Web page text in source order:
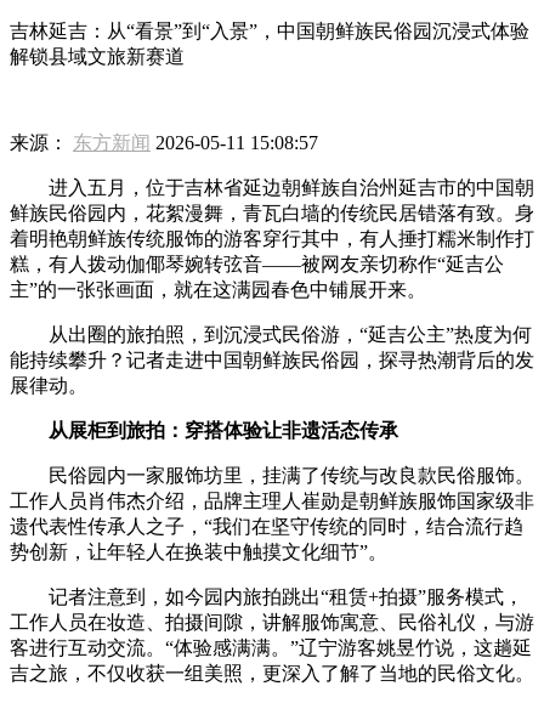
吉林延吉：从“看景”到“入景”，中国朝鲜族民俗园沉浸式体验
解锁县域文旅新赛道
来源： 东方新闻 2026-05-11 15:08:57
进入五月，位于吉林省延边朝鲜族自治州延吉市的中国朝
鲜族民俗园内，花絮漫舞，青瓦白墙的传统民居错落有致。身
着明艳朝鲜族传统服饰的游客穿行其中，有人捶打糯米制作打
糕，有人拨动伽倻琴婉转弦音——被网友亲切称作“延吉公
主”的一张张画面，就在这满园春色中铺展开来。
从出圈的旅拍照，到沉浸式民俗游，“延吉公主”热度为何
能持续攀升？记者走进中国朝鲜族民俗园，探寻热潮背后的发
展律动。
从展柜到旅拍：穿搭体验让非遗活态传承
民俗园内一家服饰坊里，挂满了传统与改良款民俗服饰。
工作人员肖伟杰介绍，品牌主理人崔勋是朝鲜族服饰国家级非
遗代表性传承人之子，“我们在坚守传统的同时，结合流行趋
势创新，让年轻人在换装中触摸文化细节”。
记者注意到，如今园内旅拍跳出“租赁+拍摄”服务模式，
工作人员在妆造、拍摄间隙，讲解服饰寓意、民俗礼仪，与游
客进行互动交流。“体验感满满。”辽宁游客姚昱竹说，这趟延
吉之旅，不仅收获一组美照，更深入了解了当地的民俗文化。